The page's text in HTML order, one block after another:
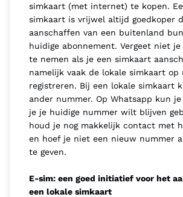
simkaart (met internet) te kopen.
simkaart is vrijwel altijd goedkoper
aanschaffen van een buitenland
huidige abonnement. Vergeet niet
te nemen als je een simkaart
namelijk vaak de lokale simkaart op
registreren. Bij een lokale simkaart
ander nummer. Op Whatsapp kun
je je huidige nummer wilt blijven
houd je nog makkelijk contact met
en hoef je niet een nieuw nummer
te geven.
E-sim: een goed initiatief voor het
een lokale simkaart